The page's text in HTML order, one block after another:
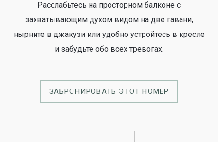
Расслабьтесь на просторном балконе с
захватывающим духом видом на две гавани,
нырните в джакузи или удобно устройтесь в кресле
и забудьте обо всех тревогах.
ЗАБРОНИРОВАТЬ ЭТОТ НОМЕР